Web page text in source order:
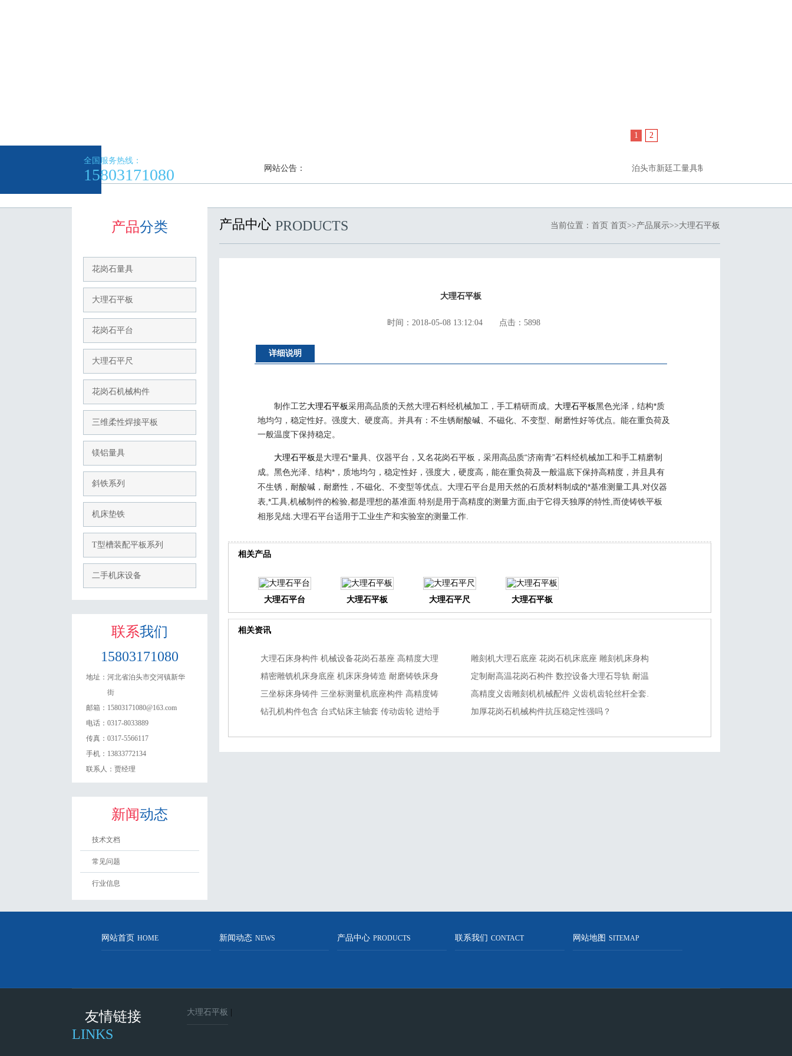
1 2
全国服务热线：
15803171080 网站公告： 泊头市新廷工量具制造有限公司的主要产品
产品分类
花岗石量具
大理石平板
花岗石平台
大理石平尺
花岗石机械构件
三维柔性焊接平板
镁铝量具
斜铁系列
机床垫铁
T型槽装配平板系列
二手机床设备
联系我们
15803171080
地址： 河北省泊头市交河镇新华
街
邮箱： 15803171080@163.com
电话： 0317-8033889
传真： 0317-5566117
手机： 13833772134
联系人： 贾经理
新闻动态
技术文档
常见问题
行业信息
产品中心 PRODUCTS 当前位置： 首页 首页 >>产品展示>>大理石平板
大理石平板
时间：2018-05-08 13:12:04 点击：5898
详细说明
制作工艺大理石平板采用高品质的天然大理石料经机械加工，手工精研而成。 大理石平板黑色光泽，结构*质
地均匀，稳定性好。强度大、硬度高。并具有：不生锈耐酸碱、不磁化、不变型、耐磨性好等优点。能在重负荷及
一般温度下保持稳定。
大理石平板是大理石*量具、仪器平台，又名花岗石平板，采用高品质“济南青”石料经机械加工和手工精磨制
成。黑色光泽、结构*，质地均匀，稳定性好，强度大，硬度高，能在重负荷及一般温底下保持高精度，并且具有
不生锈，耐酸碱，耐磨性，不磁化、不变型等优点。大理石平台是用天然的石质材料制成的*基准测量工具,对仪器
表,*工具,机械制件的检验,都是理想的基准面.特别是用于高精度的测量方面,由于它得天独厚的特性,而使铸铁平板
相形见绌.大理石平台适用于工业生产和实验室的测量工作.
相关产品
大理石平台 大理石平板 大理石平尺 大理石平板
相关资讯
高精度义齿雕刻机机械配件 义齿机齿轮丝杆全套构件怎么加工?
加厚花岗石机械构件抗压稳定性强吗？
网站首页 HOME 新闻动态 NEWS 产品中心 PRODUCTS 联系我们 CONTACT 网站地图 SITEMAP
友情链接
LINKS
大理石平板